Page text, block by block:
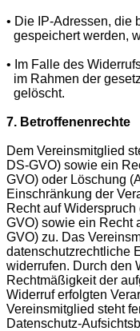
• Die IP-Adressen, die
gespeichert werden,
• Im Falle des
im Rahmen der
gelöscht.
7. Betroffenenrechte
Dem Vereinsmitglied
DS-GVO) sowie ein
GVO) oder Löschung
Einschränkung der
Recht auf
GVO) sowie ein Recht
GVO) zu. Das
datenschutzrechtliche
widerrufen. Durch den
Rechtmäßigkeit der
Widerruf erfolgten
Vereinsmitglied steht
Datenschutz-